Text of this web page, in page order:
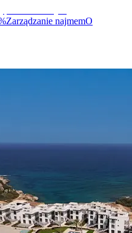
Zarządzanie najmemO